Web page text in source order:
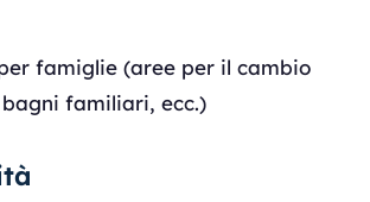
famiglie (aree per il cambio
familiari, ecc.)